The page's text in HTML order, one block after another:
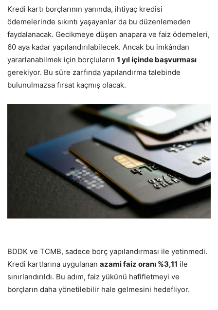
Kredi kartı borçlarının yanında, ihtiyaç kredisi
ödemelerinde sıkıntı yaşayanlar da bu düzenlemeden
faydalanacak. Gecikmeye düşen anapara ve faiz ödemeleri,
60 aya kadar yapılandırılabilecek. Ancak bu imkândan
yararlanabilmek için borçluların 1 yıl içinde başvurması
gerekiyor. Bu süre zarfında yapılandırma talebinde
bulunulmazsa fırsat kaçmış olacak.
BDDK ve TCMB, sadece borç yapılandırması ile yetinmedi.
Kredi kartlarına uygulanan azami faiz oranı %3,11 ile
sınırlandırıldı. Bu adım, faiz yükünü hafifletmeyi ve
borçların daha yönetilebilir hale gelmesini hedefliyor.